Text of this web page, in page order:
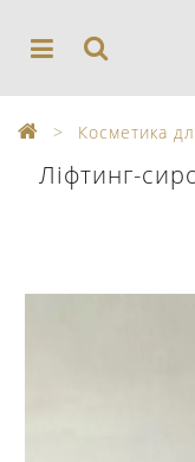
Косметика
Ліфтинг-